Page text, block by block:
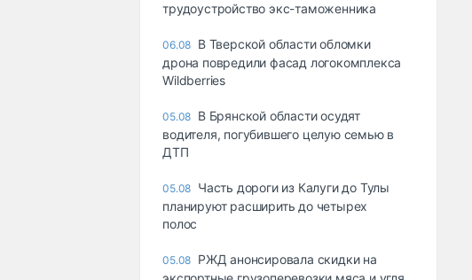
трудоустройство экс-таможенника
06.08 В Тверской области обломки
дрона повредили фасад логокомплекса
Wildberries
05.08 В Брянской области осудят
водителя, погубившего целую семью в
ДТП
05.08 Часть дороги из Калуги до Тулы
планируют расширить до четырех
полос
05.08 РЖД анонсировала скидки на